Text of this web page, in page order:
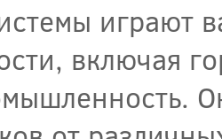
играют
включая